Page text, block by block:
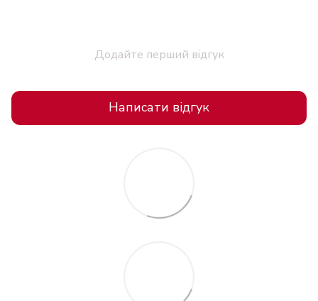
Додайте перший відгук
Написати відгук